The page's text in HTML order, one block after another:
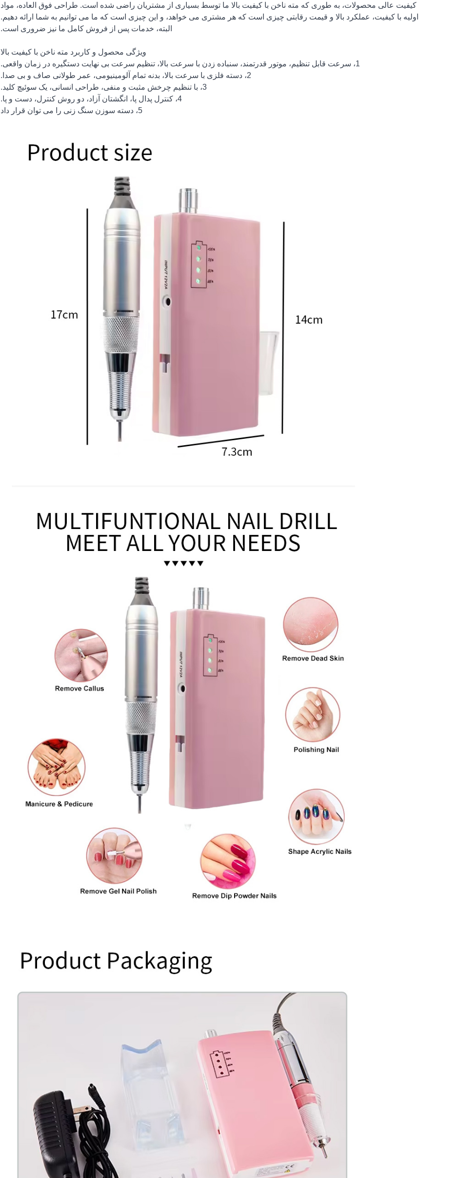
کیفیت عالی محصولات، به طوری که مته ناخن با کیفیت بالا ما توسط بسیاری از مشتریان راضی شده است. طراحی فوق العاده، مواد
اولیه با کیفیت، عملکرد بالا و قیمت رقابتی چیزی است که هر مشتری می خواهد، و این چیزی است که ما می توانیم به شما ارائه دهیم.
البته، خدمات پس از فروش کامل ما نیز ضروری است.
ویژگی محصول و کاربرد مته ناخن با کیفیت بالا
1، سرعت قابل تنظیم، موتور قدرتمند، سنباده زدن با سرعت بالا، تنظیم سرعت بی نهایت دستگیره در زمان واقعی.
2، دسته فلزی با سرعت بالا، بدنه تمام آلومینیومی، عمر طولانی صاف و بی صدا.
3، با تنظیم چرخش مثبت و منفی، طراحی انسانی، یک سوئیچ کلید.
4، کنترل پدال پا، انگشتان آزاد، دو روش کنترل، دست و پا.
5، دسته سوزن سنگ زنی را می توان قرار داد